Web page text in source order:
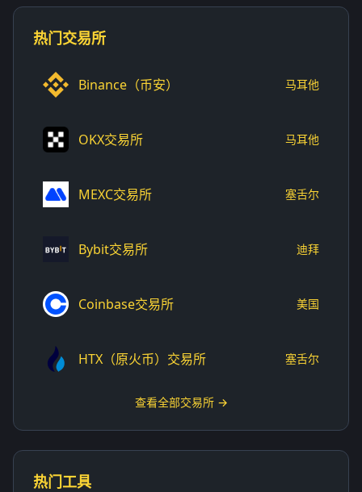
热门交易所
Binance（币安） 马耳他
OKX交易所 马耳他
MEXC交易所 塞舌尔
Bybit交易所 迪拜
Coinbase交易所 美国
HTX（原火币）交易所 塞舌尔
查看全部交易所 →
热门工具